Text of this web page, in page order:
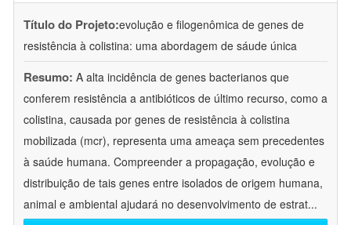
Título do Projeto:evolução e filogenômica de genes de
resistência à colistina: uma abordagem de sáude única
Resumo: A alta incidência de genes bacterianos que
conferem resistência a antibióticos de último recurso, como a
colistina, causada por genes de resistência à colistina
mobilizada (mcr), representa uma ameaça sem precedentes
à saúde humana. Compreender a propagação, evolução e
distribuição de tais genes entre isolados de origem humana,
animal e ambiental ajudará no desenvolvimento de estrat...